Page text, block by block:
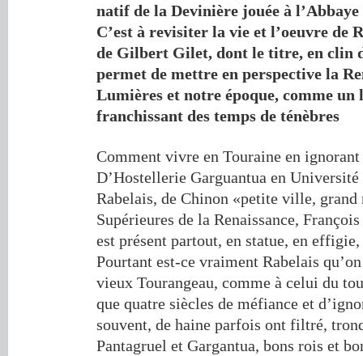
natif de la Devinière jouée à
C’est à revisiter la vie et l’oeuvre de
de Gilbert Gilet, dont le titre, en clin
permet de mettre en perspective la
Lumières et notre époque, comme un
franchissant des temps de ténèbres
Comment vivre en Touraine en
D’Hostellerie Garguantua en Université
Rabelais, de Chinon «petite ville, grand
Supérieures de la Renaissance,
est présent partout, en statue, en
Pourtant est-ce vraiment Rabelais
vieux Tourangeau, comme à celui du
que quatre siècles de méfiance et
souvent, de haine parfois ont filtré,
Pantagruel et Gargantua, bons rois et